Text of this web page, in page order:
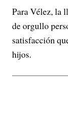
Para Vélez, la
de orgullo
satisfacción
hijos.